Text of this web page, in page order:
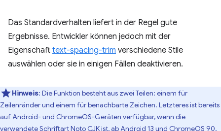
Das Standardverhalten liefert in der Regel gute
Ergebnisse. Entwickler können jedoch mit der
Eigenschaft text-spacing-trim verschiedene Stile
auswählen oder sie in einigen Fällen deaktivieren.
Hinweis: Die Funktion besteht aus zwei Teilen: einem für
Zeilenränder und einem für benachbarte Zeichen. Letzteres ist bereits
auf Android- und ChromeOS-Geräten verfügbar, wenn die
verwendete Schriftart Noto CJK ist, ab Android 13 und ChromeOS 90.